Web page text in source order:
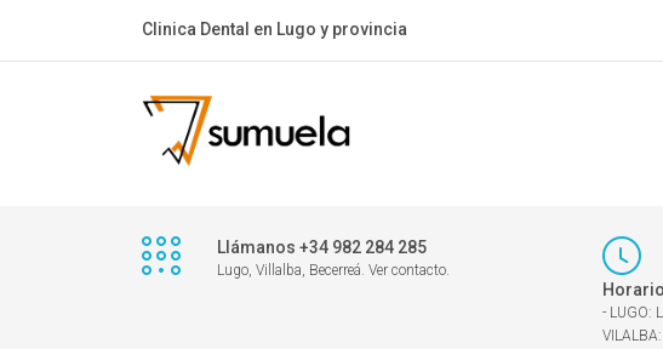
Clinica Dental en Lugo y provincia
Llámanos +34 982 284 285
Lugo, Villalba, Becerreá. Ver contacto.
- LUGO: